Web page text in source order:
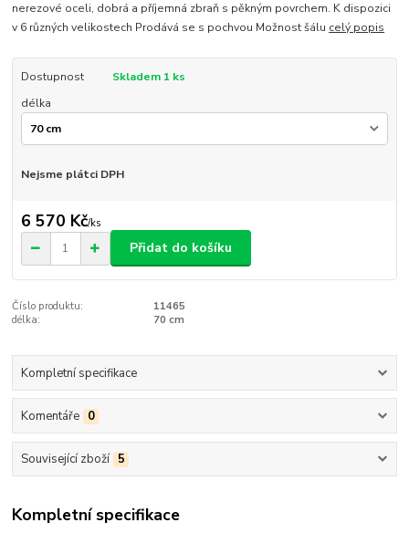
nerezové oceli, dobrá a příjemná zbraň s pěkným povrchem. K dispozici
v 6 různých velikostech Prodává se s pochvou Možnost šálu celý popis
Dostupnost
Skladem 1 ks
délka
Nejsme plátci DPH
6 570 Kč/ks
Přidat do košíku
Číslo produktu:
11465
délka:
70 cm
Kompletní specifikace
Komentáře 0
Související zboží 5
Kompletní specifikace